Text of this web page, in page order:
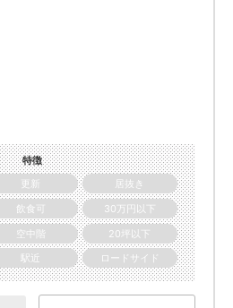
特徴
更新
居抜き
飲食可
30万円以下
空中階
20坪以下
駅近 ロードサイド